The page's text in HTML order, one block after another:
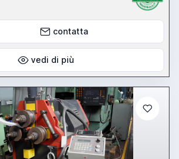
contatta
vedi di più